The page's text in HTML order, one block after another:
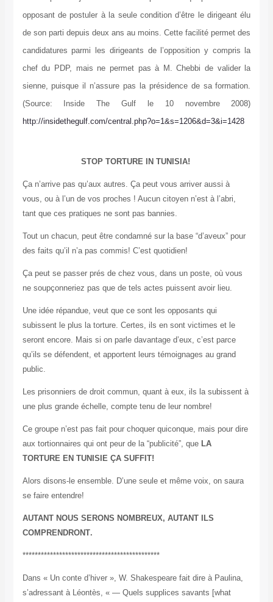
opposant de postuler à la seule condition d’être le dirigeant élu
de son parti depuis deux ans au moins. Cette facilité permet des
candidatures parmi les dirigeants de l’opposition y compris la
chef du PDP, mais ne permet pas à M. Chebbi de valider la
sienne, puisque il n’assure pas la présidence de sa formation.
(Source: Inside The Gulf le 10 novembre 2008)
http://insidethegulf.com/central.php?o=1&s=1206&d=3&i=1428
STOP TORTURE IN TUNISIA!
Ça n’arrive pas qu’aux autres. Ça peut vous arriver aussi à
vous, ou à l’un de vos proches ! Aucun citoyen n’est à l’abri,
tant que ces pratiques ne sont pas bannies.
Tout un chacun, peut être condamné sur la base “d’aveux” pour
des faits qu’il n’a pas commis! C’est quotidien!
Ça peut se passer prés de chez vous, dans un poste, où vous
ne soupçonneriez pas que de tels actes puissent avoir lieu.
Une idée répandue, veut que ce sont les opposants qui
subissent le plus la torture. Certes, ils en sont victimes et le
seront encore. Mais si on parle davantage d’eux, c’est parce
qu’ils se défendent, et apportent leurs témoignages au grand
public.
Les prisonniers de droit commun, quant à eux, ils la subissent à
une plus grande échelle, compte tenu de leur nombre!
Ce groupe n’est pas fait pour choquer quiconque, mais pour dire
aux tortionnaires qui ont peur de la “publicité”, que LA
TORTURE EN TUNISIE ÇA SUFFIT!
Alors disons-le ensemble. D’une seule et même voix, on saura
se faire entendre!
AUTANT NOUS SERONS NOMBREUX, AUTANT ILS
COMPRENDRONT.
*********************************************
Dans « Un conte d’hiver », W. Shakespeare fait dire à Paulina,
s’adressant à Léontès, « — Quels supplices savants [what